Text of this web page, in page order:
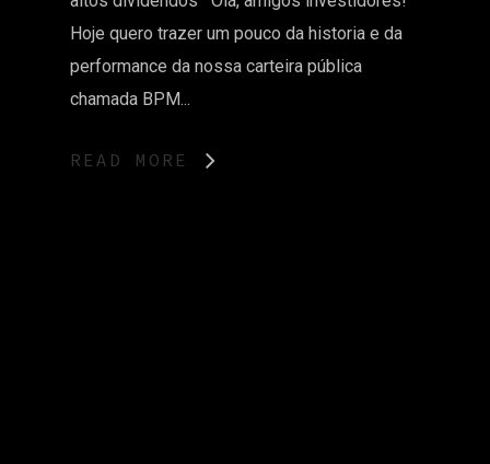
Hoje quero trazer um pouco da historia e da
performance da nossa carteira pública
chamada BPM...
READ MORE